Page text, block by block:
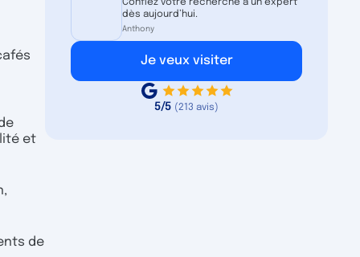
et
de
Confiez votre recherche à un expert
dès aujourd’hui.
Anthony
Je veux visiter
5/5 (213 avis)